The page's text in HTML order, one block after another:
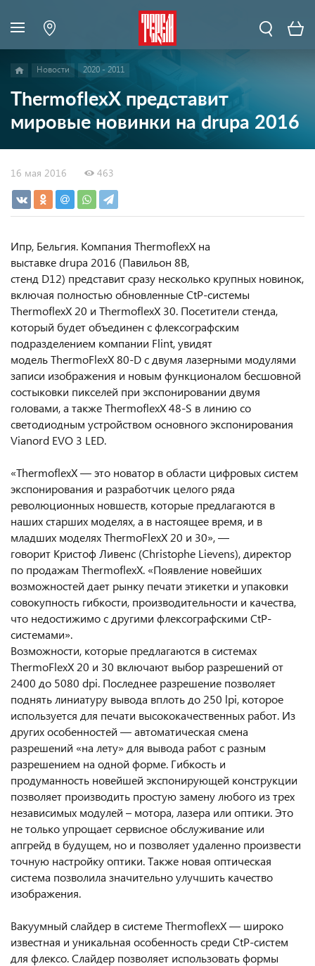
Новости 2020 - 2011
ThermoflexX представит
мировые новинки на drupa 2016
16 мая 2016 463
Ипр, Бельгия. Компания ThermoflexX на
выставке drupa 2016 (Павильон 8B,
стенд D12) представит сразу несколько крупных новинок,
включая полностью обновленные CtP-системы
ThermoflexX 20 и ThermoflexX 30. Посетители стенда,
который будет объединен с флексографским
подразделением компании Flint, увидят
модель ThermoFlexX 80-D с двумя лазерными модулями
записи изображения и новым функционалом бесшовной
состыковки пикселей при экспонировании двумя
головами, а также ThermoflexX 48-S в линию со
светодиодным устройством основного экспонирования
Vianord EVO 3 LED.
«ThermoflexX — это новатор в области цифровых систем
экспонирования и разработчик целого ряда
революционных новшеств, которые предлагаются в
наших старших моделях, а в настоящее время, и в
младших моделях ThermoFlexX 20 и 30», —
говорит Кристоф Ливенс (Christophe Lievens), директор
по продажам ThermoflexX. «Появление новейших
возможностей дает рынку печати этикетки и упаковки
совокупность гибкости, производительности и качества,
что недостижимо с другими флексографскими CtP-
системами».
Возможности, которые предлагаются в системах
ThermoFlexX 20 и 30 включают выбор разрешений от
2400 до 5080 dpi. Последнее разрешение позволяет
поднять линиатуру вывода вплоть до 250 lpi, которое
используется для печати высококачественных работ. Из
других особенностей — автоматическая смена
разрешений «на лету» для вывода работ с разным
разрешением на одной форме. Гибкость и
продуманность новейшей экспонирующей конструкции
позволяет производить простую замену любого из трех
независимых модулей – мотора, лазера или оптики. Это
не только упрощает сервисное обслуживание или
апгрейд в будущем, но и позволяет удаленно произвести
точную настройку оптики. Также новая оптическая
система позволила значительно улучшить качество
изображения.
Вакуумный слайдер в системе ThermoflexX — широко
известная и уникальная особенность среди CtP-систем
для флексо. Слайдер позволяет использовать формы